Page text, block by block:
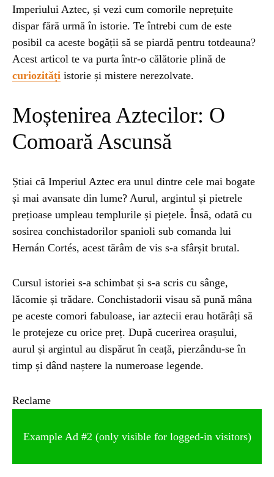
Imperiului Aztec, și vezi cum comorile neprețuite
dispar fără urmă în istorie. Te întrebi cum de este
posibil ca aceste bogății să se piardă pentru totdeauna?
Acest articol te va purta într-o călătorie plină de
curiozități istorie și mistere nerezolvate.
Moștenirea Aztecilor: O
Comoară Ascunsă
Știai că Imperiul Aztec era unul dintre cele mai bogate
și mai avansate din lume? Aurul, argintul și pietrele
prețioase umpleau templurile și piețele. Însă, odată cu
sosirea conchistadorilor spanioli sub comanda lui
Hernán Cortés, acest tărâm de vis s-a sfârșit brutal.
Cursul istoriei s-a schimbat și s-a scris cu sânge,
lăcomie și trădare. Conchistadorii visau să pună mâna
pe aceste comori fabuloase, iar aztecii erau hotărâți să
le protejeze cu orice preț. După cucerirea orașului,
aurul și argintul au dispărut în ceață, pierzându-se în
timp și dând naștere la numeroase legende.
Reclame
Example Ad #2 (only visible for logged-in visitors)
BLOG 2 years ago
Seriale turcesti:Top 5 cele mai bune seriale
poti debloca
întâmplă